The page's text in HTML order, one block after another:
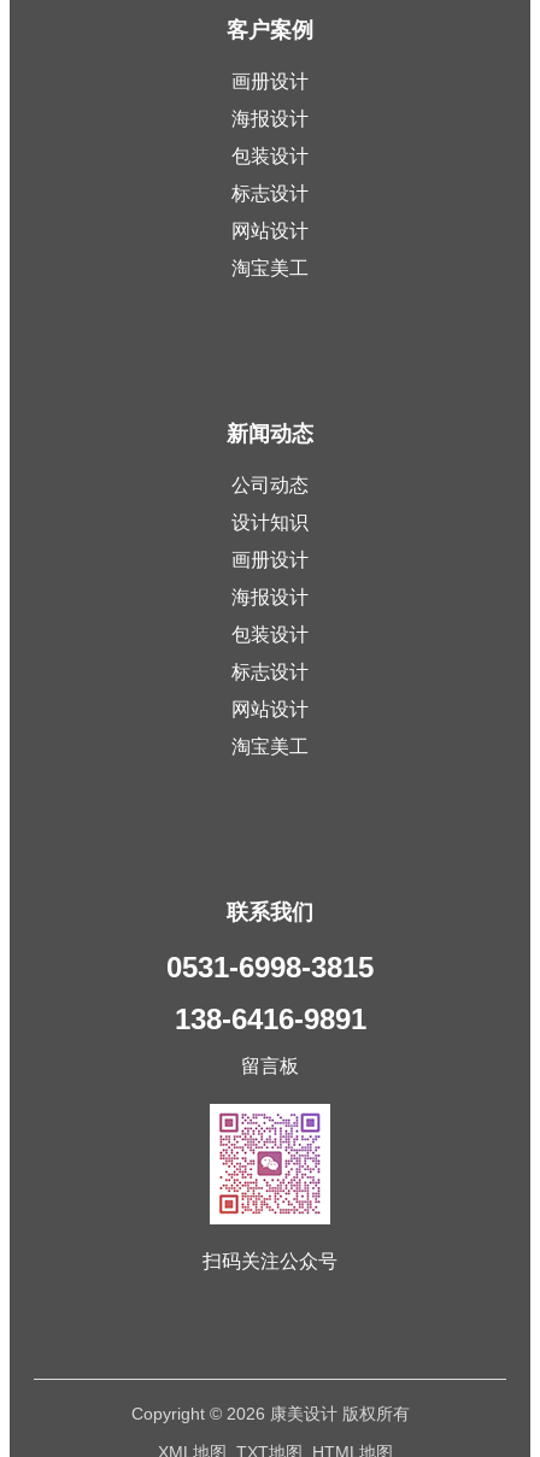
客户案例
画册设计
海报设计
包装设计
标志设计
网站设计
淘宝美工
新闻动态
公司动态
设计知识
画册设计
海报设计
包装设计
标志设计
网站设计
淘宝美工
联系我们
0531-6998-3815
138-6416-9891
留言板
扫码关注公众号
Copyright © 2026 康美设计 版权所有
XML地图
TXT地图 HTML地图